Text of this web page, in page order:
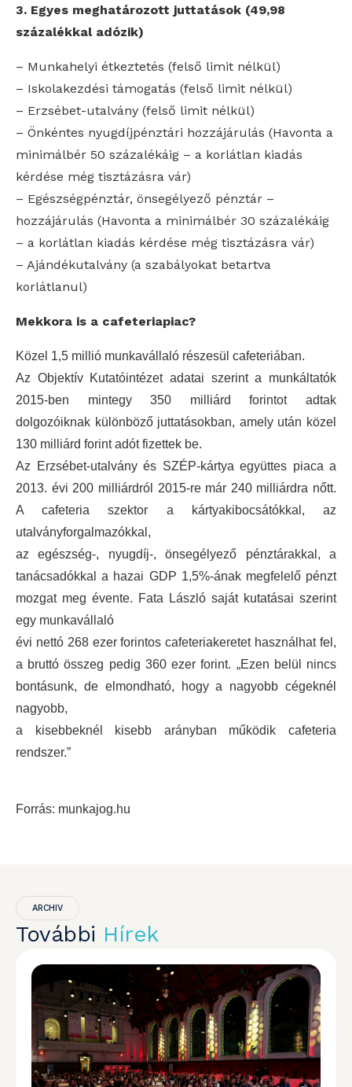
3. Egyes meghatározott juttatások (49,98
százalékkal adózik)
– Munkahelyi étkeztetés (felső limit nélkül)
– Iskolakezdési támogatás (felső limit nélkül)
– Erzsébet-utalvány (felső limit nélkül)
– Önkéntes nyugdíjpénztári hozzájárulás (Havonta a
minimálbér 50 százalékáig – a korlátlan kiadás
kérdése még tisztázásra vár)
– Egészségpénztár, önsegélyező pénztár –
hozzájárulás (Havonta a minimálbér 30 százalékáig
– a korlátlan kiadás kérdése még tisztázásra vár)
– Ajándékutalvány (a szabályokat betartva
korlátlanul)
Mekkora is a cafeteriapiac?
Közel 1,5 millió munkavállaló részesül cafeteriában.
Az Objektív Kutatóintézet adatai szerint a munkáltatók
2015-ben mintegy 350 milliárd forintot adtak
dolgozóiknak különböző juttatásokban, amely után közel
130 milliárd forint adót fizettek be.
Az Erzsébet-utalvány és SZÉP-kártya együttes piaca a
2013. évi 200 milliárdról 2015-re már 240 milliárdra nőtt.
A cafeteria szektor a kártyakibocsátókkal, az
utalványforgalmazókkal,
az egészség-, nyugdíj-, önsegélyező pénztárakkal, a
tanácsadókkal a hazai GDP 1,5%-ának megfelelő pénzt
mozgat meg évente. Fata László saját kutatásai szerint
egy munkavállaló
évi nettó 268 ezer forintos cafeteriakeretet használhat fel,
a bruttó összeg pedig 360 ezer forint. „Ezen belül nincs
bontásunk, de elmondható, hogy a nagyobb cégeknél
nagyobb,
a kisebbeknél kisebb arányban működik cafeteria
rendszer.”
Forrás: munkajog.hu
ARCHIV
További Hírek